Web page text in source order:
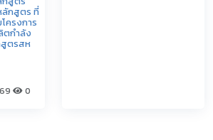
ลักสูตร ที่
ครงการ
ตกำลัง
ตรสห
0